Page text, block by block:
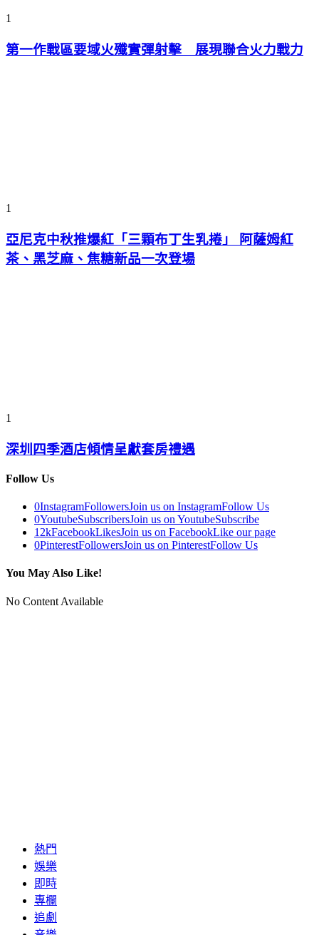
1
第一作戰區要域火殲實彈射擊 展現聯合火力戰力
1
亞尼克中秋推爆紅「三顆布丁生乳捲」 阿薩姆紅
茶、黑芝麻、焦糖新品一次登場
1
深圳四季酒店傾情呈獻套房禮遇
Follow Us
0InstagramFollowersJoin us on InstagramFollow Us
0YoutubeSubscribersJoin us on YoutubeSubscribe
12kFacebookLikesJoin us on FacebookLike our page
0PinterestFollowersJoin us on PinterestFollow Us
You May Also Like!
No Content Available
熱門
娛樂
即時
專欄
追劇